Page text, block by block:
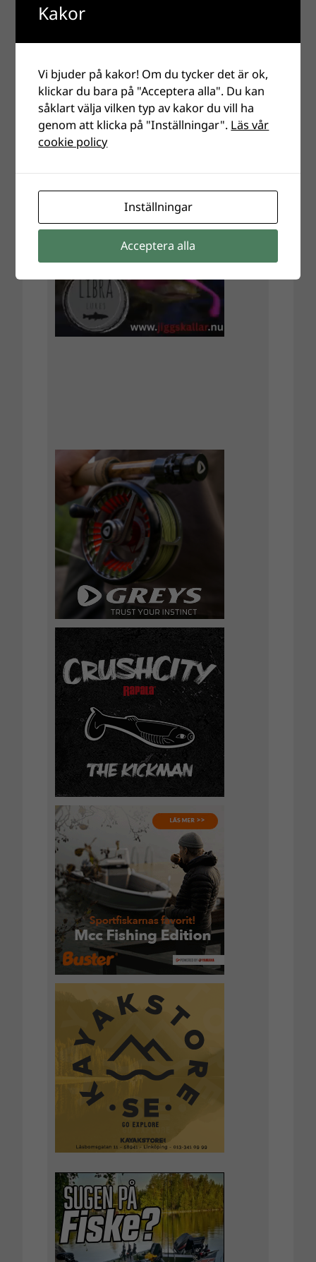
Kakor
Vi bjuder på kakor! Om du tycker det är ok,
klickar du bara på "Acceptera alla". Du kan
såklart välja vilken typ av kakor du vill ha
genom att klicka på "Inställningar". Läs vår
cookie policy
Inställningar
Acceptera alla